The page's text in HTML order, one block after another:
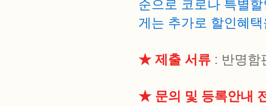
순으로 코로나 특별
게는 추가로 할인혜
★ 제출 서류 : 반명함
★ 문의 및 등록안내